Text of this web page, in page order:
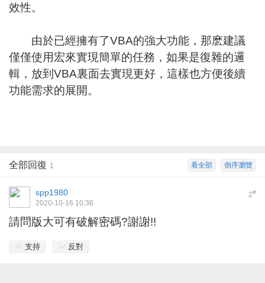
效性。
由於已經擁有了VBA的強大功能，那麽建議
僅僅使用宏來實現簡單的任務，如果是復雜的邏
輯，放到VBA裏面去實現更好，這樣也方便後續
功能需求的展開。
倒序瀏覽
看全部
全部回復 1
2#
spp1980
2020-10-16 10:36
請問版大可有破解密碼?謝謝!!
支持 反對